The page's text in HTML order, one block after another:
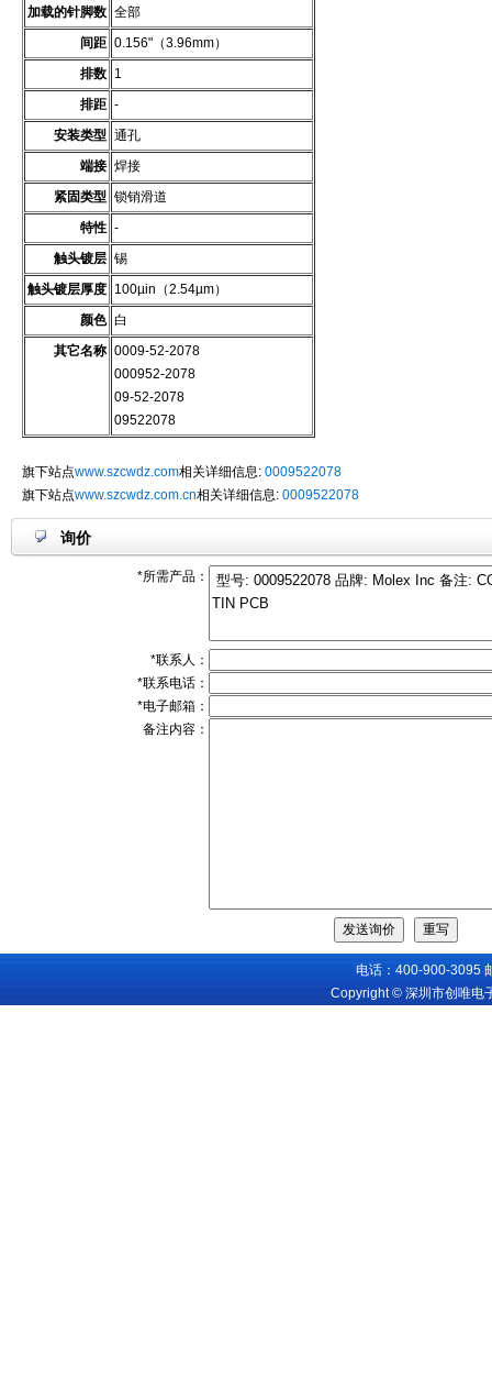
加载的针脚数 全部
间距 0.156"（3.96mm）
排数 1
排距 -
安装类型 通孔
端接 焊接
紧固类型 锁销滑道
特性 -
触头镀层 锡
触头镀层厚度 100µin（2.54µm）
颜色 白
其它名称 0009-52-2078
000952-2078
09-52-2078
09522078
旗下站点www.szcwdz.com相关详细信息: 0009522078
旗下站点www.szcwdz.com.cn相关详细信息: 0009522078
询价
*所需产品：
*联系人：
*联系电话：
*电子邮箱：
备注内容：
电话：400-900-3095
Copyright © 深圳市创唯电